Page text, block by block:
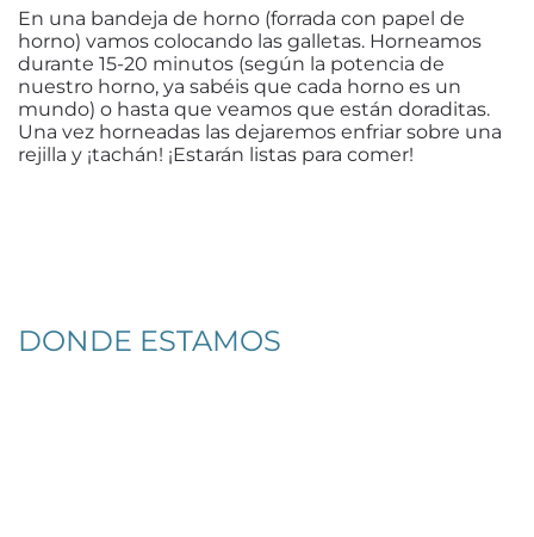
En una bandeja de horno (forrada con papel de
horno) vamos colocando las galletas. Horneamos
durante 15-20 minutos (según la potencia de
nuestro horno, ya sabéis que cada horno es un
mundo) o hasta que veamos que están doraditas.
Una vez horneadas las dejaremos enfriar sobre una
rejilla y ¡tachán! ¡Estarán listas para comer!
DONDE ESTAMOS